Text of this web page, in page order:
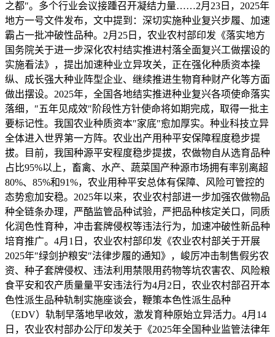
之都″。多个行业会议接踵召开凝结力量……2月23日，2025年
地方一号文件发布，文中提到：深切实施种业复兴步履、加速
霸占一批冲破性品种。2月25日，农业农村部印发《落实地方
国务院关于进一步深化农村结实推进村落全面复兴工做摆设的
实施看法》，提出加速种业立异攻关，正在强化种质资本操
纵、成长强大种业阵型企业、继续推进生物育种财产化等方面
做出摆设。2025年，全国各地结实推进种业复兴各项使命落实
落细，″五年见成效″阶段性方针使命将如期完成，取得一批主
要标记性。我国农业种质资本″家底″愈加厚实。种业科技立异
全体进入世界第一方阵。农业出产用种平安保障程度稳步提
拔。目前，我国种源平安程度稳步提拔，农做物自从选育品种
占比95%以上，畜禽、水产、蔬菜国产种源市场拥有率别离超
80%、85%和91%，农业用种平安总体有保障、风险可管控的
态势愈加安稳。2025年以来，农业农村部进一步加强农做物品
种全链条办理，严酷监管品种试验，严把品种核定关口，同质
化润色性育种，冲击套牌侵权等违法行为，加速冲破性新品种
培育推广。4月1日，农业农村部印发《农业农村部关于开展
2025年″绿剑护粮安″法律步履的通知》，峻厉冲击制售假劣农
资、种子套牌侵权、违法利用禁限用药物等坑农害农、风险粮
食平安和农产质量量平安违法行为4月2日，农业农村部召开本
色性派生品种轨制实施座谈会，鞭策本色性派生品种
（EDV）轨制早落地早收效，激发育种原始立异活力。4月14
日，农业农村部办公厅印发关于《2025年全国种业监管法律年